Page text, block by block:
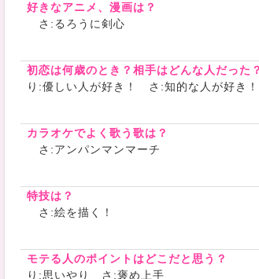
好きなアニメ、漫画は？
さ:るろうに剣心
初恋は何歳のとき？相手はどんな人だった？
り:優しい人が好き！ さ:知的な人が好き！
カラオケでよく歌う歌は？
さ:アンパンマンマーチ
特技は？
さ:絵を描く！
モテる人のポイントはどこだと思う？
り:思いやり さ:褒め上手